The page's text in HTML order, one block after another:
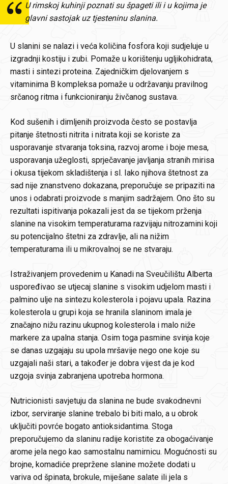
U rimskoj kuhinji poznati su špageti ili i u kojima je
glavni sastojak uz tjesteninu slanina.
U slanini se nalazi i veća količina fosfora koji sudjeluje u
izgradnji kostiju i zubi. Pomaže u korištenju ugljikohidrata,
masti i sintezi proteina. Zajedničkim djelovanjem s
vitaminima B kompleksa pomaže u održavanju pravilnog
srčanog ritma i funkcioniranju živčanog sustava.
Kod sušenih i dimljenih proizvoda često se postavlja
pitanje štetnosti nitrita i nitrata koji se koriste za
usporavanje stvaranja toksina, razvoj arome i boje mesa,
usporavanja užeglosti, sprječavanje javljanja stranih mirisa
i okusa tijekom skladištenja i sl. Iako njihova štetnost za
sad nije znanstveno dokazana, preporučuje se pripaziti na
unos i odabrati proizvode s manjim sadržajem. Ono što su
rezultati ispitivanja pokazali jest da se tijekom prženja
slanine na visokim temperaturama razvijaju nitrozamini koji
su potencijalno štetni za zdravlje, ali na nižim
temperaturama ili u mikrovalnoj se ne stvaraju.
Istraživanjem provedenim u Kanadi na Sveučilištu Alberta
uspoređivao se utjecaj slanine s visokim udjelom masti i
palmino ulje na sintezu kolesterola i pojavu upala. Razina
kolesterola u grupi koja se hranila slaninom imala je
značajno nižu razinu ukupnog kolesterola i malo niže
markere za upalna stanja. Osim toga pasmine svinja koje
se danas uzgajaju su upola mršavije nego one koje su
uzgajali naši stari, a također je dobra vijest da je kod
uzgoja svinja zabranjena upotreba hormona.
Nutricionisti savjetuju da slanina ne bude svakodnevni
izbor, serviranje slanine trebalo bi biti malo, a u obrok
uključiti povrće bogato antioksidantima. Stoga
preporučujemo da slaninu radije koristite za obogaćivanje
arome jela nego kao samostalnu namirnicu. Mogućnosti su
brojne, komadiće prepržene slanine možete dodati u
variva od špinata, brokule, miješane salate ili jela s